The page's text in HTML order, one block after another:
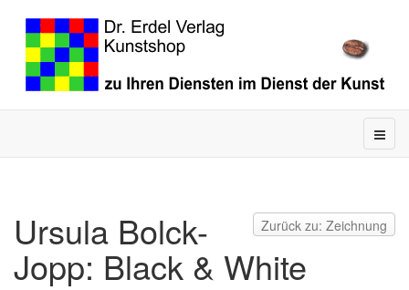
Zurück zu: Zeichnung
Ursula Bolck-
Jopp: Black & White